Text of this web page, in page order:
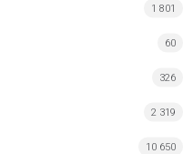
1 801
60
326
2 319
10 650